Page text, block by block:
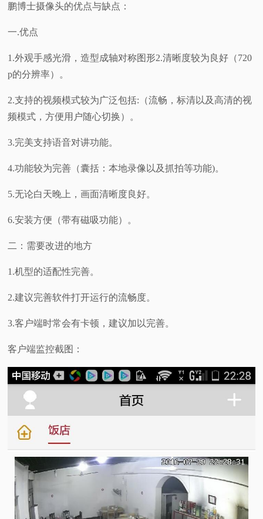
鹏博士摄像头的优点与缺点：
一.优点
1.外观手感光滑，造型成轴对称图形2.清晰度较为良好（720
p的分辨率）。
2.支持的视频模式较为广泛包括:（流畅，标清以及高清的视
频模式，方便用户随心切换）。
3.完美支持语音对讲功能。
4.功能较为完善（囊括：本地录像以及抓拍等功能)。
5.无论白天晚上，画面清晰度良好。
6.安装方便（带有磁吸功能）。
二：需要改进的地方
1.机型的适配性完善。
2.建议完善软件打开运行的流畅度。
3.客户端时常会有卡顿，建议加以完善。
客户端监控截图：